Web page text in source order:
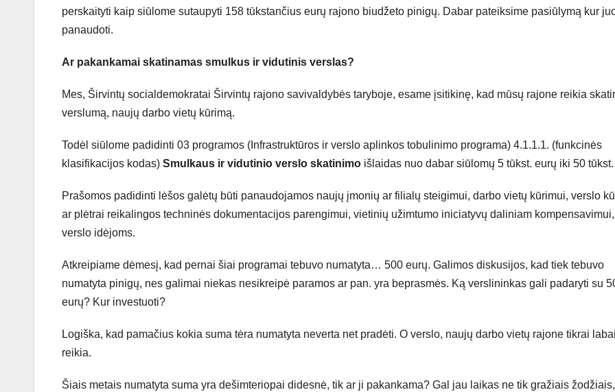
perskaityti kaip siūlome sutaupyti 158 tūkstančius eurų rajono biudžeto pinigų. Dabar pateiksime pasiūlymą kur
panaudoti.
Ar pakankamai skatinamas smulkus ir vidutinis verslas?
Mes, Širvintų socialdemokratai Širvintų rajono savivaldybės taryboje, esame įsitikinę, kad mūsų rajone reikia
verslumą, naujų darbo vietų kūrimą.
Todėl siūlome padidinti 03 programos (Infrastruktūros ir verslo aplinkos tobulinimo programa) 4.1.1.1. (funkcinės
klasifikacijos kodas) Smulkaus ir vidutinio verslo skatinimo išlaidas nuo dabar siūlomų 5 tūkst. eurų iki 50
Prašomos padidinti lėšos galėtų būti panaudojamos naujų įmonių ar filialų steigimui, darbo vietų kūrimui, verslo
ar plėtrai reikalingos techninės dokumentacijos parengimui, vietinių užimtumo iniciatyvų daliniam kompensavimui,
verslo idėjoms.
Atkreipiame dėmesį, kad pernai šiai programai tebuvo numatyta… 500 eurų. Galimos diskusijos, kad tiek tebuvo
numatyta pinigų, nes galimai niekas nesikreipė paramos ar pan. yra beprasmės. Ką verslininkas gali padaryti su
eurų? Kur investuoti?
Logiška, kad pamačius kokia suma tėra numatyta neverta net pradėti. O verslo, naujų darbo vietų rajone tikrai labai
reikia.
Šiais metais numatyta suma yra dešimteriopai didesnė, tik ar ji pakankama? Gal jau laikas ne tik gražiais žodžiais,